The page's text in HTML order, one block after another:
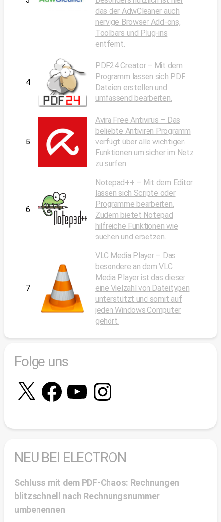
das der AdwCleaner auch
nervige Browser Add-ons,
Toolbars und Plug-ins
entfernt.
4
PDF24 Creator – Mit dem
Programm lassen sich PDF
Dateien erstellen und
umfassend bearbeiten.
5
Avira Free Antivirus – Das
beliebte Antiviren Programm
verfügt über alle wichtigen
Funktionen um sicher im Netz
zu surfen.
6
Notepad++ – Mit dem Editor
lassen sich Scripte oder
Programme bearbeiten.
Zudem bietet Notepad
hilfreiche Funktionen wie
suchen und ersetzen.
7
VLC Media Player – Das
besondere an dem VLC
Media Player ist das dieser
eine Vielzahl von Dateitypen
unterstützt und somit auf
jeden Windows Computer
gehört.
Folge uns
X FacebookYouTubeInstagram
NEU BEI ELECTRON
Schluss mit dem PDF-Chaos: Rechnungen
blitzschnell nach Rechnungsnummer
umbenennen